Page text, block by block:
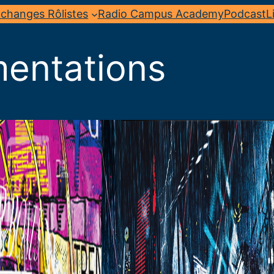
Rôlistes Radio Campus AcademyPodcast